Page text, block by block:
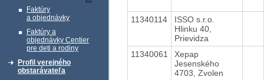
Faktúry
a objednávky
Faktúry a
objednávky Centier
pre deti a rodiny
Profil verejného
obstarávateľa
11340114
ISSO s.r.o.
Hlinku 40,
Prievidza
11340061
Xepap
Jesenského
4703, Zvolen